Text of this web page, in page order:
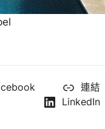
連結
LinkedIn